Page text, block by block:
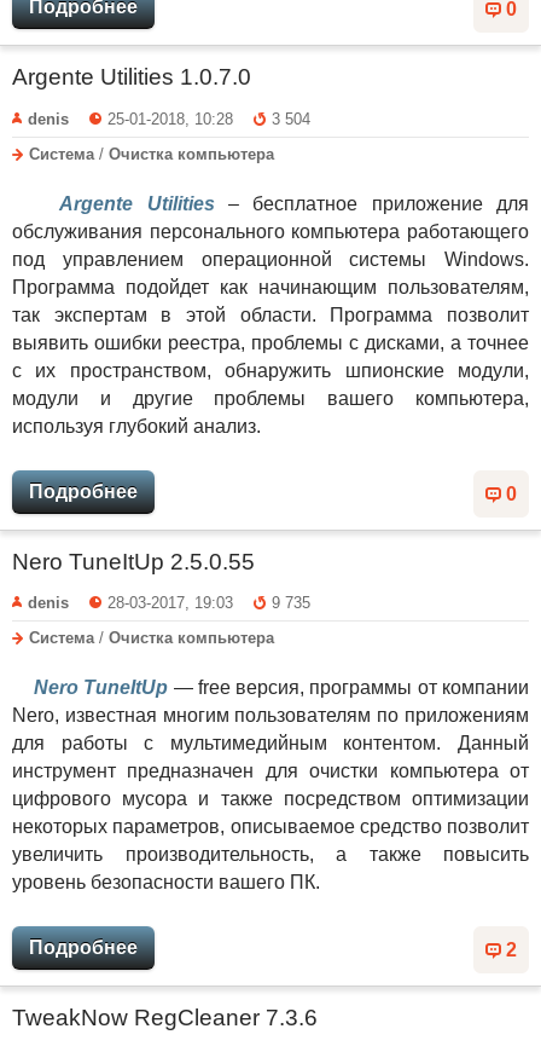
0
Подробнее
Argente Utilities 1.0.7.0
denis 25-01-2018, 10:28
3 504
Система / Очистка компьютера
Argente Utilities – бесплатное приложение для
обслуживания персонального компьютера работающего
под управлением операционной системы Windows.
Программа подойдет как начинающим пользователям,
так экспертам в этой области. Программа позволит
выявить ошибки реестра, проблемы с дисками, а точнее
с их пространством, обнаружить шпионские модули,
модули и другие проблемы вашего компьютера,
используя глубокий анализ.
0
Подробнее
Nero TuneItUp 2.5.0.55
denis 28-03-2017, 19:03
9 735
Система/ Очистка компьютера
Nero TuneItUp — free версия, программы от компании
Nero, известная многим пользователям по приложениям
для работы с мультимедийным контентом. Данный
инструмент предназначен для очистки компьютера от
цифрового мусора и также посредством оптимизации
некоторых параметров, описываемое средство позволит
увеличить производительность, а также повысить
уровень безопасности вашего ПК.
2
Подробнее
TweakNow RegCleaner 7.3.6